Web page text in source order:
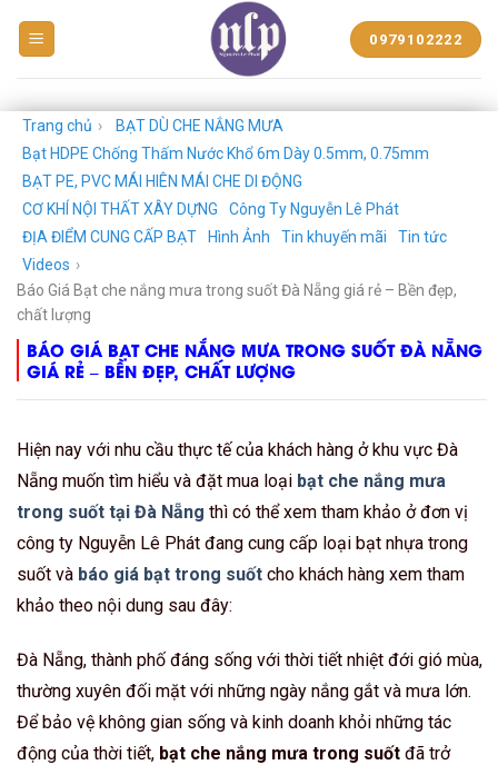
NHỰA
PHÁT
0979102222
Trang chủ ›
BẠT DÙ CHE NẮNG MƯA
Bạt HDPE Chống Thấm Nước Khổ 6m Dày 0.5mm, 0.75mm
BẠT PE, PVC MÁI HIÊN MÁI CHE DI ĐỘNG
CƠ KHÍ NỘI THẤT XÂY DỰNG
Công Ty Nguyễn Lê Phát
ĐỊA ĐIỂM CUNG CẤP BẠT
Hình Ảnh Tin khuyến mãi
Tin tức
Videos ›
Báo Giá Bạt che nắng mưa trong suốt Đà Nẵng giá rẻ – Bền đẹp,
chất lượng
BÁO GIÁ BẠT CHE NẮNG MƯA TRONG SUỐT ĐÀ NẴNG
GIÁ RẺ – BỀN ĐẸP, CHẤT LƯỢNG
Hiện nay với nhu cầu thực tế của khách hàng ở khu vực Đà
Nẵng muốn tìm hiểu và đặt mua loại bạt che nắng mưa
trong suốt tại Đà Nẵng thì có thể xem tham khảo ở đơn vị
công ty Nguyễn Lê Phát đang cung cấp loại bạt nhựa trong
suốt và báo giá bạt trong suốt cho khách hàng xem tham
khảo theo nội dung sau đây:
Đà Nẵng, thành phố đáng sống với thời tiết nhiệt đới gió mùa,
thường xuyên đối mặt với những ngày nắng gắt và mưa lớn.
Để bảo vệ không gian sống và kinh doanh khỏi những tác
động của thời tiết, bạt che nắng mưa trong suốt đã trở